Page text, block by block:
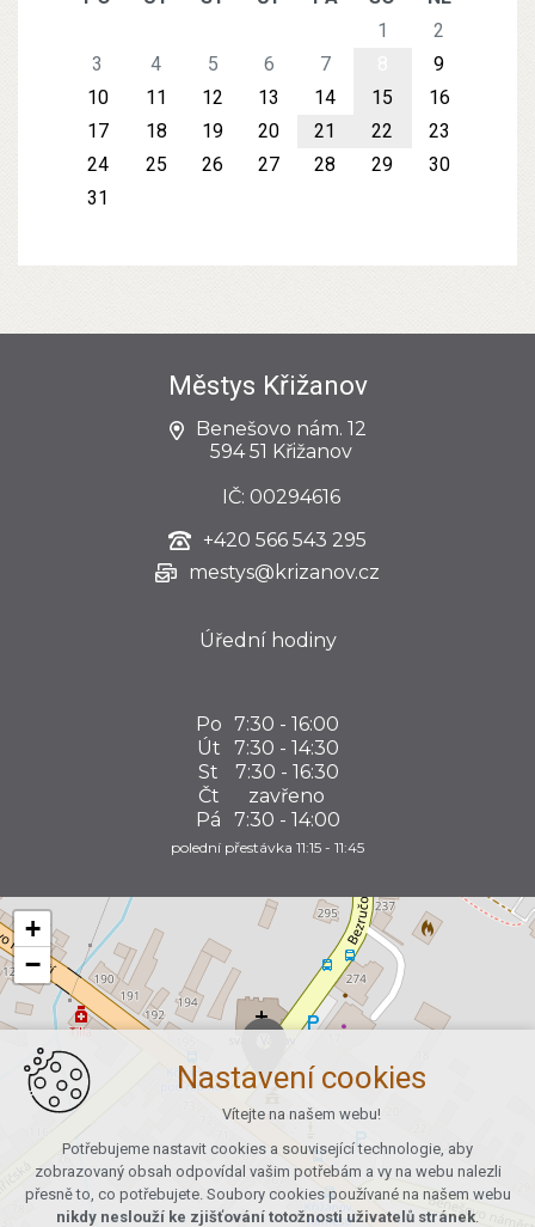
1
2
3
4 5 6 7
9
10
11 12 13 14 15
16
17
18 19 20 21 22
23
24
25 26 27 28 29
30
31
Městys Křižanov
Benešovo nám. 12
594 51 Křižanov
IČ: 00294616
+420 566 543 295
mestys@krizanov.cz
Úřední hodiny
Po 7:30 - 16:00
Út
7:30 - 14:30
St
7:30 - 16:30
Čt
zavřeno
Pá
7:30 - 14:00
polední přestávka 11:15 - 11:45
+
−
Nastavení cookies
Vítejte na našem webu!
Potřebujeme nastavit cookies a související technologie, aby
zobrazovaný obsah odpovídal vašim potřebám a vy na webu nalezli
přesně to, co potřebujete. Soubory cookies používané na našem webu
nikdy neslouží ke zjišťování totožnosti uživatelů stránek.